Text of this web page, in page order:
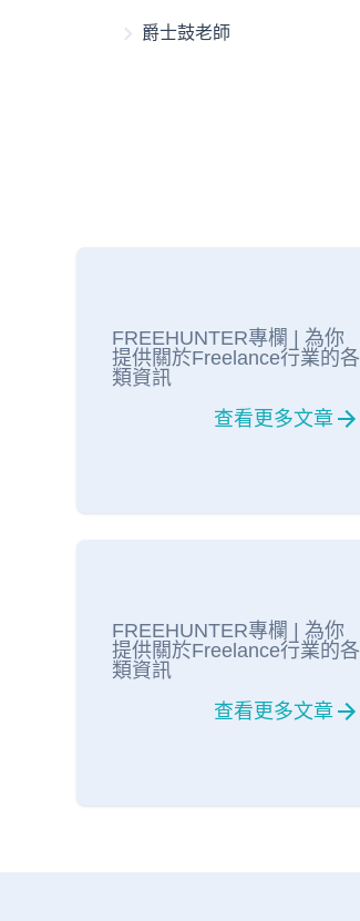
爵士鼓老師
FREEHUNTER專欄 | 為你
提供關於Freelance行業的各
類資訊
查看更多文章
FREEHUNTER專欄 | 為你
提供關於Freelance行業的各
類資訊
查看更多文章